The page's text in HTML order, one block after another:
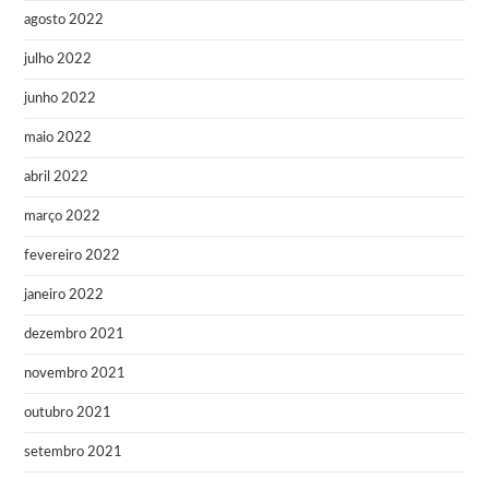
agosto 2022
julho 2022
junho 2022
maio 2022
abril 2022
março 2022
fevereiro 2022
janeiro 2022
dezembro 2021
novembro 2021
outubro 2021
setembro 2021